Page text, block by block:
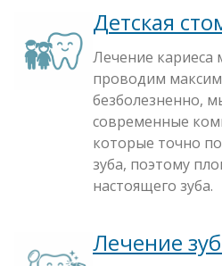
Детская
Лечение кариеса
проводим
безболезненно,
современные
которые точно
зуба, поэтому
настоящего зуба.
Лечение